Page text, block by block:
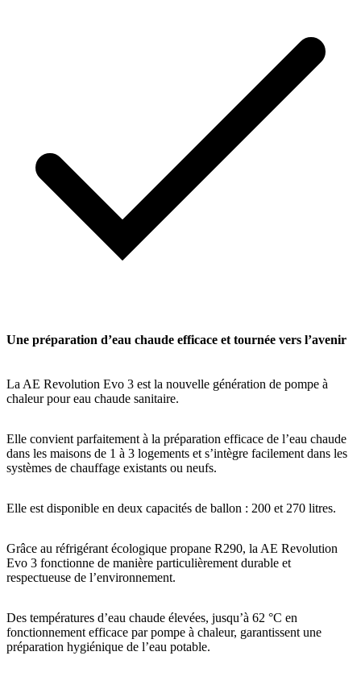
Une préparation d’eau chaude efficace et tournée vers l’avenir
La AE Revolution Evo 3 est la nouvelle génération de pompe à
chaleur pour eau chaude sanitaire.
Elle convient parfaitement à la préparation efficace de l’eau chaude
dans les maisons de 1 à 3 logements et s’intègre facilement dans les
systèmes de chauffage existants ou neufs.
Elle est disponible en deux capacités de ballon : 200 et 270 litres.
Grâce au réfrigérant écologique propane R290, la AE Revolution
Evo 3 fonctionne de manière particulièrement durable et
respectueuse de l’environnement.
Des températures d’eau chaude élevées, jusqu’à 62 °C en
fonctionnement efficace par pompe à chaleur, garantissent une
préparation hygiénique de l’eau potable.